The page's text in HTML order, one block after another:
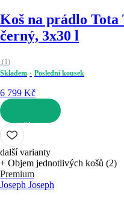
Koš na prádlo
černý, 3x30 l
(1)
Skladem
Poslední kousek
6 799 Kč
DO KOŠÍKU
další varianty
+ Objem jednotlivých košů (2)
Premium
Joseph Joseph